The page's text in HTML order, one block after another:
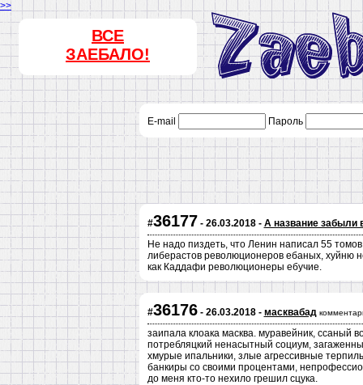
>>
ВСЕ
ЗАЕБАЛО!
E-mail Пароль
#36177 - 26.03.2018 - А название забыли
Не надо пиздеть, что Ленин написал 55
либерастов революционеров ебаных, хуйню
как Каддафи революционеры ебучие.
#36176- 26.03.2018 - масквабад
заипала клоака масква. муравейник, ссаный
потребляцкий ненасытный социум,
хмурые ипальники, злые агрессивные
банкиры со своими процентами,
до меня кто-то нехило грешил сцука.